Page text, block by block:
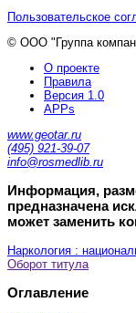
Пользовательское
© ООО "Группа
О проекте
Правила
Версия 1.0
APPs
www.geotar.ru
(495) 921-39-07
info@rosmedlib.ru
Информация,
предназначена
может заменить
Наркология :
Оборот титула
Оглавление